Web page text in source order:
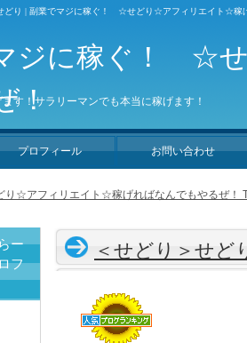
どり | 副業でマジに稼ぐ！ ☆せどり☆アフィリエイト☆稼
＜せどり＞せど
ー
フ
☆アフィリエイト☆稼げればなんでもやるぜ！
ジに稼ぐ！ ☆
！
す！サラリーマンでも本当に稼げます！
プロフィール お問い合わせ